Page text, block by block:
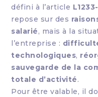
défini à l’article
repose sur des
salarié, mais à la
l’entreprise :
technologiques,
sauvegarde de la
totale d’activité.
Pour être valable, il